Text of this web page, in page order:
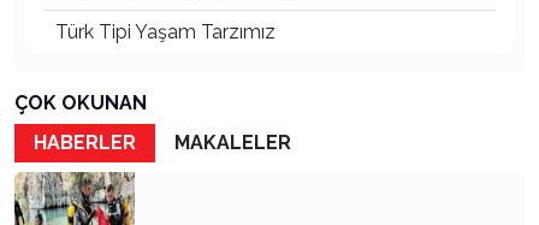
Türk Tipi Yaşam Tarzımız
Katil Ağaçlar
Keşke Herkes Sevdiği ve İyi Bildiği İşi Yapsa
Veda Mektubum
ÇOK OKUNAN
HABERLER
MAKALELER